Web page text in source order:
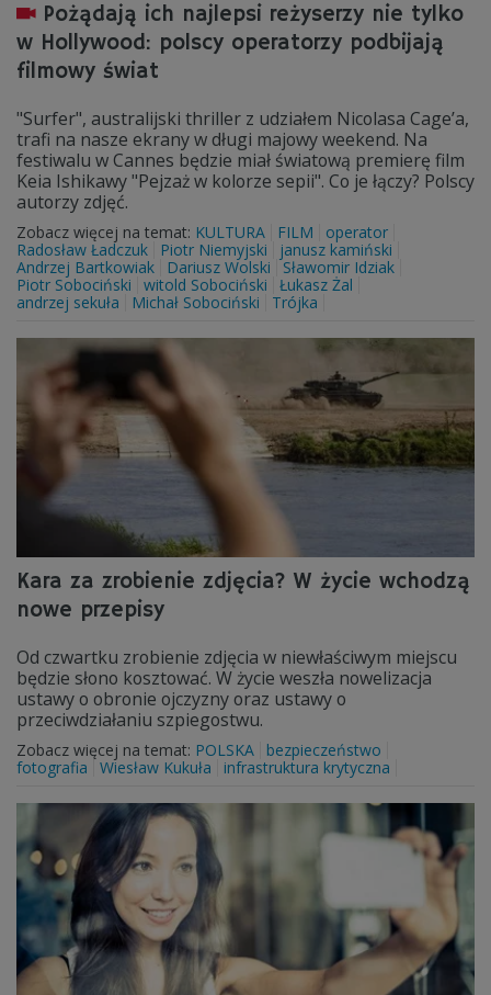
Pożądają ich najlepsi reżyserzy nie tylko
w Hollywood: polscy operatorzy podbijają
filmowy świat
"Surfer", australijski thriller z udziałem Nicolasa Cage’a,
trafi na nasze ekrany w długi majowy weekend. Na
festiwalu w Cannes będzie miał światową premierę film
Keia Ishikawy "Pejzaż w kolorze sepii". Co je łączy? Polscy
autorzy zdjęć.
Zobacz więcej na temat: KULTURA FILM
operator
Radosław Ładczuk
Piotr Niemyjski
janusz kamiński
Andrzej Bartkowiak
Dariusz Wolski
Sławomir Idziak
Piotr Sobociński
witold Sobociński
Łukasz Żal
andrzej sekuła
Michał Sobociński Trójka
Kara za zrobienie zdjęcia? W życie wchodzą
nowe przepisy
Od czwartku zrobienie zdjęcia w niewłaściwym miejscu
będzie słono kosztować. W życie weszła nowelizacja
ustawy o obronie ojczyzny oraz ustawy o
przeciwdziałaniu szpiegostwu.
Zobacz więcej na temat: POLSKA
bezpieczeństwo
fotografia
Wiesław Kukuła infrastruktura krytyczna